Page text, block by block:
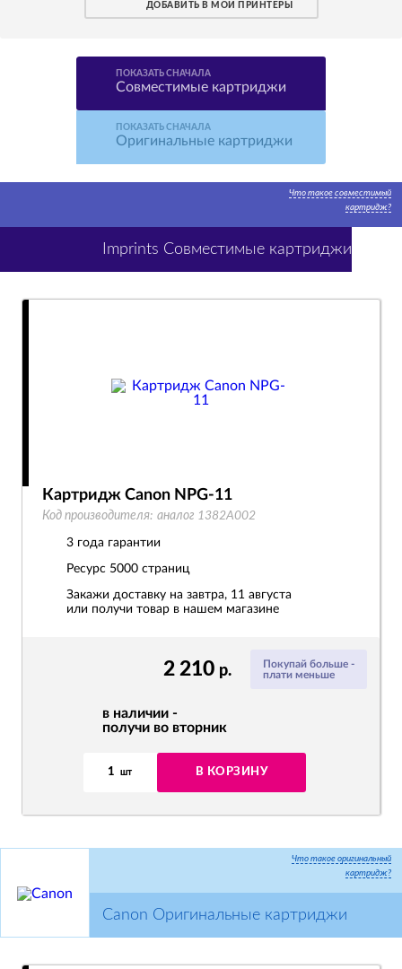
ДОБАВИТЬ В МОИ ПРИНТЕРЫ
ПОКАЗАТЬ СНАЧАЛА
Совместимые картриджи
ПОКАЗАТЬ СНАЧАЛА
Оригинальные картриджи
Что такое совместимый
картридж?
Imprints Совместимые картриджи
Покупай больше -
плати меньше
2 210 р.
в наличии -
получи во вторник
1 шт В КОРЗИНУ
Картридж Canon NPG-11
Код производителя: аналог 1382A002
3 года гарантии
Ресурс 5000 страниц
Закажи доставку на завтра, 11 августа
или получи товар в нашем магазине
Что такое оригинальный
картридж?
Canon Оригинальные картриджи